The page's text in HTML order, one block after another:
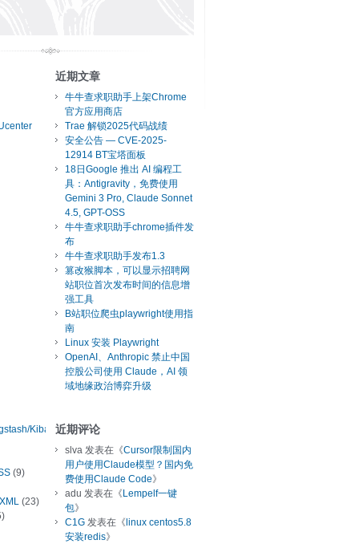
Kibana
(9)
(23)
近期文章
牛牛查求职助手上架Chrome
官方应用商店
Trae 解锁2025代码战绩
安全公告 — CVE-2025-
12914 BT宝塔面板
18日Google 推出 AI 编程工
具：Antigravity，免费使用
Gemini 3 Pro, Claude Sonnet
4.5, GPT-OSS
牛牛查求职助手chrome插件发
布
牛牛查求职助手发布1.3
篡改猴脚本，可以显示招聘网
站职位首次发布时间的信息增
强工具
B站职位爬虫playwright使用指
南
Linux 安装 Playwright
OpenAI、Anthropic 禁止中国
控股公司使用 Claude，AI 领
域地缘政治博弈升级
近期评论
slva 发表在《Cursor限制国内
用户使用Claude模型？国内免
费使用Claude Code》
adu 发表在《 Lempelf一键
包》
C1G 发表在《 linux centos5.8
安装redis》